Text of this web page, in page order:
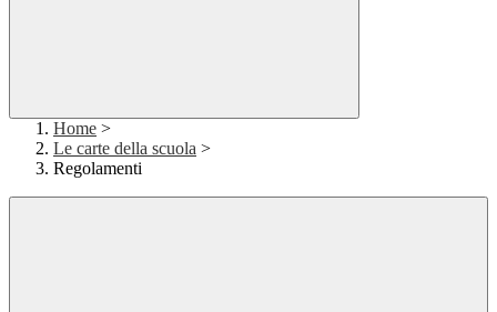
Home >
Le carte della scuola >
Regolamenti